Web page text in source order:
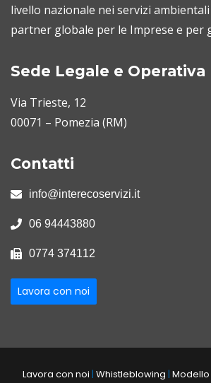
livello nazionale nei servizi
partner globale per le Imprese e per
Sede Legale e Operativa
Via Trieste, 12
00071 – Pomezia (RM)
Contatti
info@interecoservizi.it
06 94443880
0774 374112
Lavora con noi
Lavora con noi | Whistleblowing | Modello